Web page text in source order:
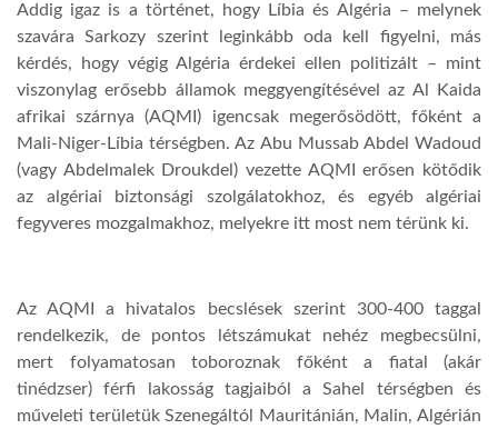
Addig igaz is a történet, hogy Líbia és Algéria – melynek
szavára Sarkozy szerint leginkább oda kell figyelni, más
kérdés, hogy végig Algéria érdekei ellen politizált – mint
viszonylag erősebb államok meggyengítésével az Al Kaida
afrikai szárnya (AQMI) igencsak megerősödött, főként a
Mali-Niger-Líbia térségben. Az Abu Mussab Abdel Wadoud
(vagy Abdelmalek Droukdel) vezette AQMI erősen kötődik
az algériai biztonsági szolgálatokhoz, és egyéb algériai
fegyveres mozgalmakhoz, melyekre itt most nem térünk ki.
Az AQMI a hivatalos becslések szerint 300-400 taggal
rendelkezik, de pontos létszámukat nehéz megbecsülni,
mert folyamatosan toboroznak főként a fiatal (akár
tinédzser) férfi lakosság tagjaiból a Sahel térségben és
műveleti területük Szenegáltól Mauritánián, Malin, Algérián